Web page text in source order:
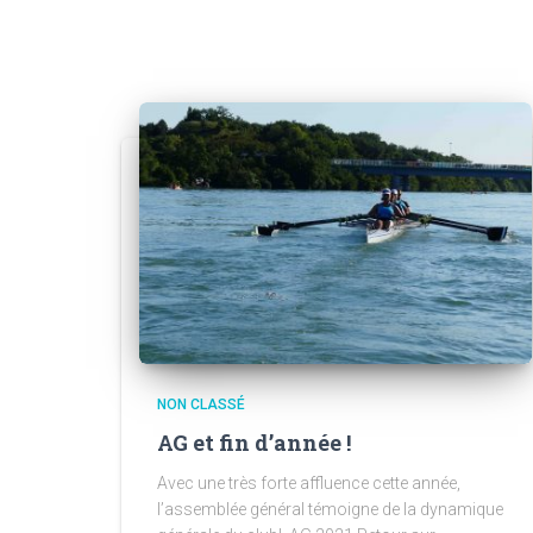
NON CLASSÉ
AG et fin d’année !
Avec une très forte affluence cette année,
l’assemblée général témoigne de la dynamique